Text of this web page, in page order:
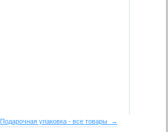
Подарочная упаковка - все товары →